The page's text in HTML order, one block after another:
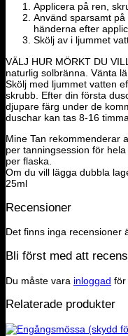
Applicera på ren,
Använd sparsamt
händerna efter
Skölj av i ljummet
VÄLJ HUR MÖRKT DU
naturlig solbränna. Vänta
Skölj med ljummet vatten
skrubb. Efter din första
djupare färg under de
duschar kan tas 8-16
Mine Tan rekommenderar
per tanningsession för
per flaska.
Om du vill lägga dubbla
25ml
Recensioner
Det finns inga recensioner
Bli först med att
Du måste vara inloggad för
Relaterade produkter